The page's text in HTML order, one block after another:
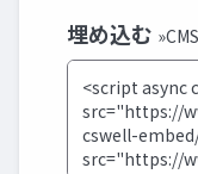
埋め込む